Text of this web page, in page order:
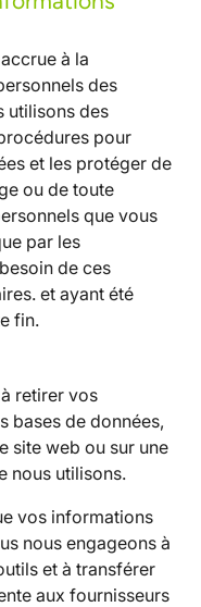
à la
des
utilisons des
pour
et les protéger de
ou de toute
que vous
par les
de ces
et ayant été
fin.
retirer vos
bases de données,
site web ou sur une
nous utilisons.
vos informations
nous engageons à
et à transférer
aux fournisseurs